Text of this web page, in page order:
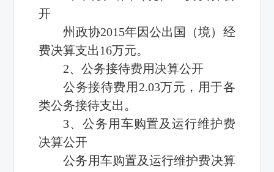
开
州政协2015年因公出国（境）经
费决算支出16万元。
2、公务接待费用决算公开
公务接待费用2.03万元，用于各
类公务接待支出。
3、公务用车购置及运行维护费
决算公开
公务用车购置及运行维护费决算